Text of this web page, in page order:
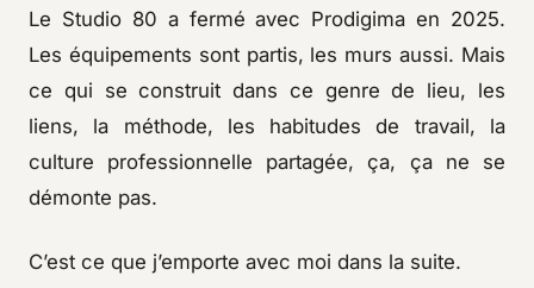
Le Studio 80 a fermé avec Prodigima en 2025.
Les équipements sont partis, les murs aussi. Mais
ce qui se construit dans ce genre de lieu, les
liens, la méthode, les habitudes de travail, la
culture professionnelle partagée, ça, ça ne se
démonte pas.
C’est ce que j’emporte avec moi dans la suite.